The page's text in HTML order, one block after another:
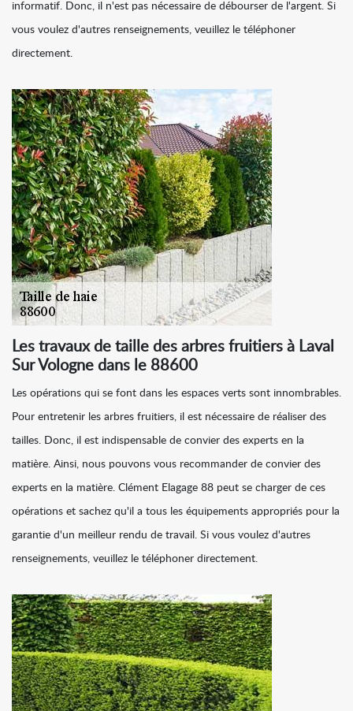
informatif. Donc, il n'est pas nécessaire de débourser de l'argent. Si
vous voulez d'autres renseignements, veuillez le téléphoner
directement.
Les travaux de taille des arbres fruitiers à Laval
Sur Vologne dans le 88600
Les opérations qui se font dans les espaces verts sont innombrables.
Pour entretenir les arbres fruitiers, il est nécessaire de réaliser des
tailles. Donc, il est indispensable de convier des experts en la
matière. Ainsi, nous pouvons vous recommander de convier des
experts en la matière. Clément Elagage 88 peut se charger de ces
opérations et sachez qu'il a tous les équipements appropriés pour la
garantie d'un meilleur rendu de travail. Si vous voulez d'autres
renseignements, veuillez le téléphoner directement.